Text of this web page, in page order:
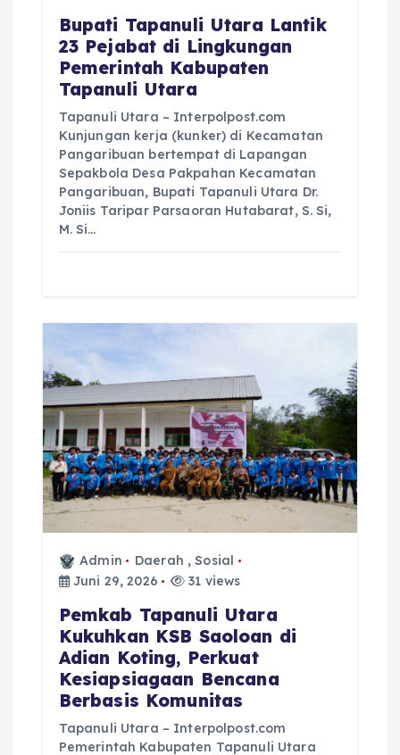
Bupati Tapanuli Utara Lantik
23 Pejabat di Lingkungan
Pemerintah Kabupaten
Tapanuli Utara
Tapanuli Utara – Interpolpost.com
Kunjungan kerja (kunker) di Kecamatan
Pangaribuan bertempat di Lapangan
Sepakbola Desa Pakpahan Kecamatan
Pangaribuan, Bupati Tapanuli Utara Dr.
Joniis Taripar Parsaoran Hutabarat, S. Si,
M. Si…
Admin Daerah ,Sosial
Juni 29, 2026
31 views
‎Pemkab Tapanuli Utara
Kukuhkan KSB Saoloan di
Adian Koting, Perkuat
Kesiapsiagaan Bencana
Berbasis Komunitas
Tapanuli Utara – Interpolpost.com
Pemerintah Kabupaten Tapanuli Utara